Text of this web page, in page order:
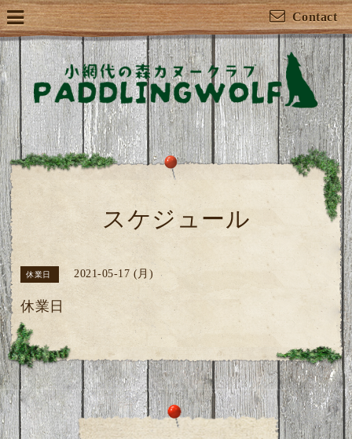
Contact
スケジュール
休業日 2021-05-17 (月)
休業日